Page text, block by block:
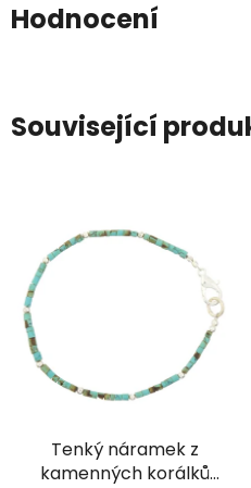
Hodnocení
Související
Tenký náramek z
kamenných korálků